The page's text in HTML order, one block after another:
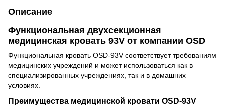
Описание
Функциональная двухсекционная
медицинская кровать 93V от компании OSD
Функциональная кровать OSD-93V соответствует требованиям
медицинских учреждений и может использоваться как в
специализированных учреждениях, так и в домашних
условиях.
Преимущества медицинской кровати OSD-93V